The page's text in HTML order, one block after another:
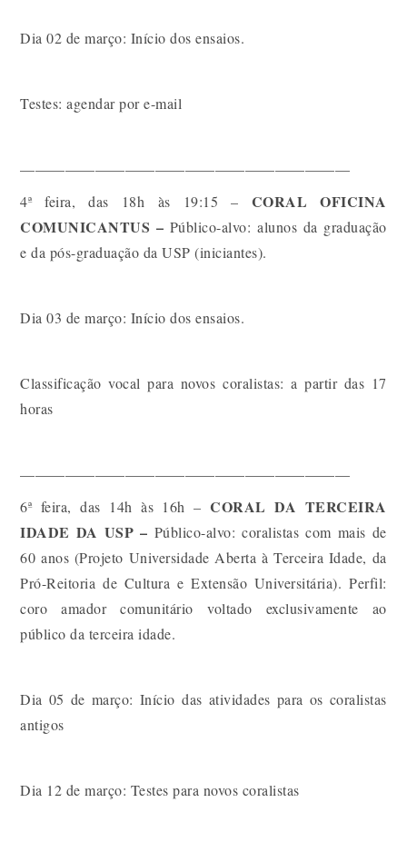
Dia 02 de março: Início dos ensaios.
Testes: agendar por e-mail
——————————————————————
4ª feira, das 18h às 19:15 – CORAL OFICINA
COMUNICANTUS – Público-alvo: alunos da graduação
e da pós-graduação da USP (iniciantes).
Dia 03 de março: Início dos ensaios.
Classificação vocal para novos coralistas: a partir das 17
horas
——————————————————————
6ª feira, das 14h às 16h –CORAL DA TERCEIRA
IDADE DA USP – Público-alvo: coralistas com mais de
60 anos (Projeto Universidade Aberta à Terceira Idade, da
Pró-Reitoria de Cultura e Extensão Universitária). Perfil:
coro amador comunitário voltado exclusivamente ao
público da terceira idade.
Dia 05 de março: Início das atividades para os coralistas
antigos
Dia 12 de março: Testes para novos coralistas